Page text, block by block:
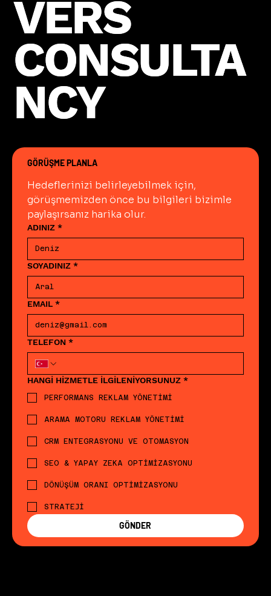
VERS
CONSULTA
NCY
VERS
CONSULTA
NCY
GÖRÜŞME PLANLA
Hedeflerinizi belirleyebilmek için,
görüşmemizden önce bu bilgileri bizimle
paylaşırsanız harika olur.
ADINIZ *
SOYADINIZ *
EMAIL *
TELEFON *
HANGİ HİZMETLE İLGİLENİYORSUNUZ *
PERFORMANS REKLAM YÖNETİMİ
ARAMA MOTORU REKLAM YÖNETİMİ
CRM ENTEGRASYONU VE OTOMASYON
SEO & YAPAY ZEKA OPTİMİZASYONU
DÖNÜŞÜM ORANI OPTİMİZASYONU
STRATEJİ
GÖNDER